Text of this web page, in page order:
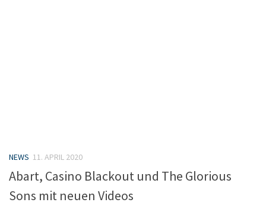
NEWS 11. APRIL 2020
Abart, Casino Blackout und The Glorious
Sons mit neuen Videos